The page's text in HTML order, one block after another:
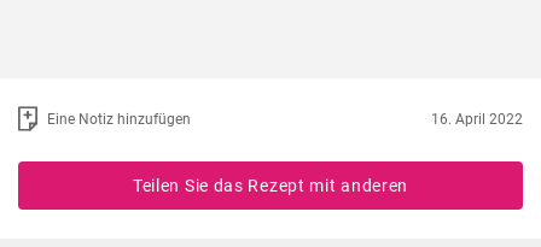
Eine Notiz hinzufügen 16. April 2022
Teilen Sie das Rezept mit anderen